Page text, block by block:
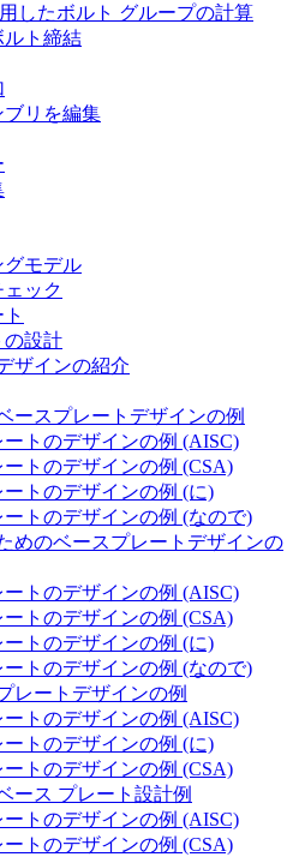
したボルト グループの計算
ルト締結
リを編集
グモデル
ック
の設計
ザインの紹介
ースプレートデザインの例
トのデザインの例 (AISC)
トのデザインの例 (CSA)
トのデザインの例 (に)
トのデザインの例 (なので)
めのベースプレートデザインの
トのデザインの例 (AISC)
トのデザインの例 (CSA)
トのデザインの例 (に)
トのデザインの例 (なので)
レートデザインの例
トのデザインの例 (AISC)
トのデザインの例 (に)
トのデザインの例 (CSA)
ース プレート設計例
トのデザインの例 (AISC)
トのデザインの例 (CSA)